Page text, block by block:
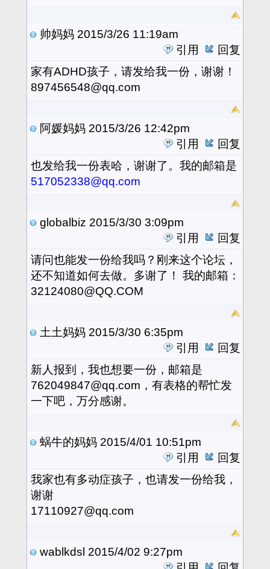
帅妈妈 2015/3/26 11:19am
引用
回复
家有ADHD孩子，请发给我一份，谢谢！
897456548@qq.com
阿媛妈妈 2015/3/26 12:42pm
引用
回复
也发给我一份表哈，谢谢了。我的邮箱是
517052338@qq.com
globalbiz 2015/3/30 3:09pm
引用
回复
请问也能发一份给我吗？刚来这个论坛，
还不知道如何去做。多谢了！ 我的邮箱：
32124080@QQ.COM
土土妈妈 2015/3/30 6:35pm
引用
回复
新人报到，我也想要一份，邮箱是
762049847@qq.com，有表格的帮忙发
一下吧，万分感谢。
蜗牛的妈妈 2015/4/01 10:51pm
引用
回复
我家也有多动症孩子，也请发一份给我，
谢谢
17110927@qq.com
wablkdsl 2015/4/02 9:27pm